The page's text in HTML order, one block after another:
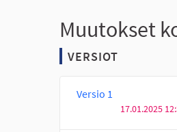
Muutokset
VERSIOT
Versio 1
17.01.2025